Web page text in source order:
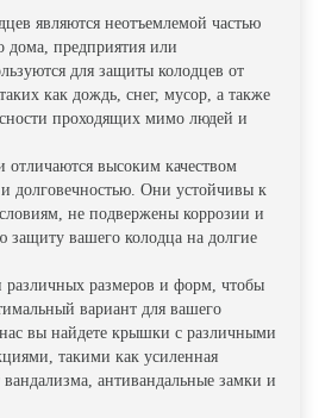
являются неотъемлемой частью
дома, предприятия или
для защиты колодцев от
как дождь, снег, мусор, а также
проходящих мимо людей и
высоким качеством
долговечностью. Они устойчивы к
не подвержены коррозии и
защиту вашего колодца на долгие
размеров и форм, чтобы
вариант для вашего
вы найдете крышки с различными
такими как усиленная
антивандальные замки и